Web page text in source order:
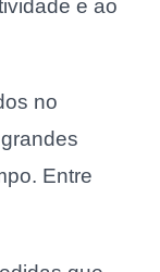
e ao
no
Entre